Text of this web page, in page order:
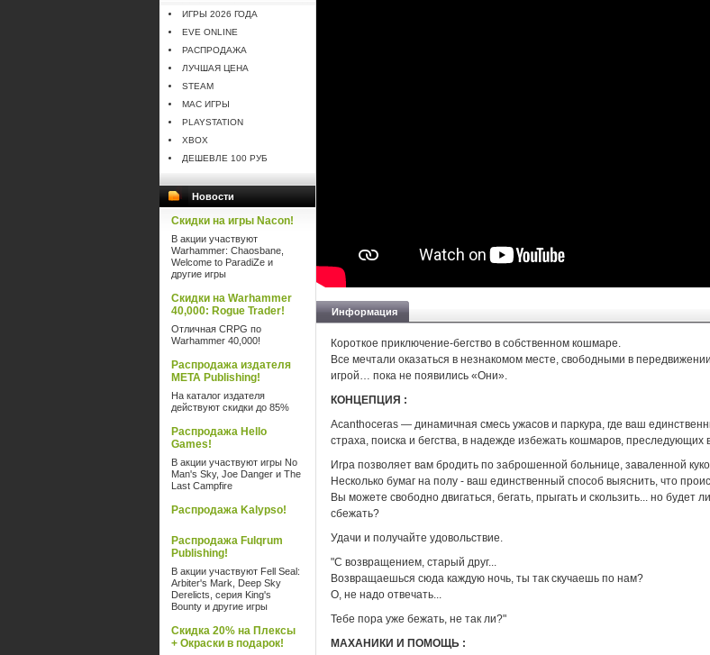
ИГРЫ 2026 ГОДА
EVE ONLINE
РАСПРОДАЖА
ЛУЧШАЯ ЦЕНА
STEAM
MAC ИГРЫ
PLAYSTATION
XBOX
ДЕШЕВЛЕ 100 РУБ
Новости
Скидки на игры Nacon!
В акции участвуют
Warhammer: Chaosbane,
Welcome to ParadiZe и
другие игры
Скидки на Warhammer
40,000: Rogue Trader!
Отличная CRPG по
Warhammer 40,000!
Распродажа издателя
META Publishing!
На каталог издателя
действуют скидки до 85%
Распродажа Hello
Games!
В акции участвуют игры No
Man's Sky, Joe Danger и The
Last Campfire
Распродажа Kalypso!
Распродажа Fulqrum
Publishing!
В акции участвуют Fell Seal:
Arbiter's Mark, Deep Sky
Derelicts, серия King's
Bounty и другие игры
Скидка 20% на Плексы
+ Окраски в подарок!
Информация
Короткое приключение-бегство в собственном кошмаре.
Все мечтали оказаться в незнакомом месте, свободными в
игрой… пока не появились «Они».
КОНЦЕПЦИЯ :
Acanthoceras — динамичная смесь ужасов и паркура, где ваш
страха, поиска и бегства, в надежде избежать кошмаров, преследующих
Игра позволяет вам бродить по заброшенной больнице, заваленной
Несколько бумаг на полу - ваш единственный способ выяснить, что
Вы можете свободно двигаться, бегать, прыгать и скользить... но будет
сбежать?
Удачи и получайте удовольствие.
"С возвращением, старый друг...
Возвращаешься сюда каждую ночь, ты так скучаешь по нам?
О, не надо отвечать...
Тебе пора уже бежать, не так ли?"
МАХАНИКИ И ПОМОЩЬ :